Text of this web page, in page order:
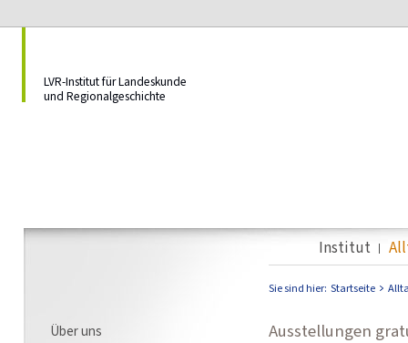
LVR-Institut für Landeskunde
und Regionalgeschichte
Institut
Über uns
Sie sind hier: Startseite
Ausstellungen